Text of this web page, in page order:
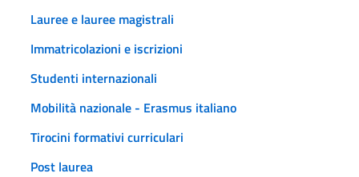
Lauree e lauree magistrali
Immatricolazioni e iscrizioni
Studenti internazionali
Mobilità nazionale - Erasmus italiano
Tirocini formativi curriculari
Post laurea